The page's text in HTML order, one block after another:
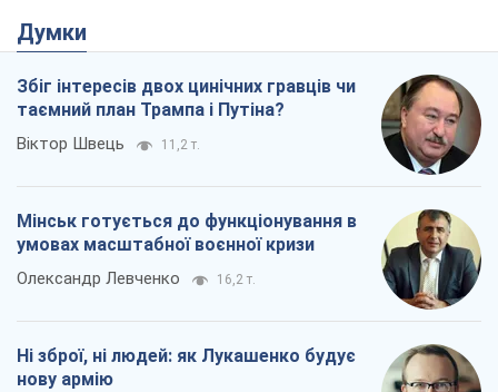
Думки
Збіг інтересів двох цинічних гравців чи
таємний план Трампа і Путіна?
Віктор Швець 11,2 т.
Мінськ готується до функціонування в
умовах масштабної воєнної кризи
Олександр Левченко 16,2 т.
Ні зброї, ні людей: як Лукашенко будує
нову армію